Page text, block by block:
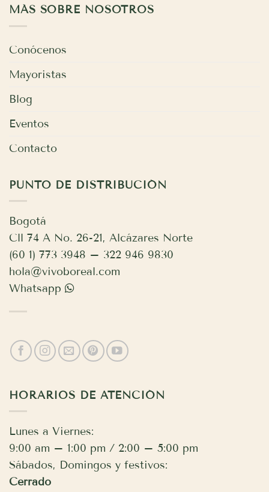
MÁS SOBRE NOSOTROS
Conócenos
Mayoristas
Blog
Eventos
Contacto
PUNTO DE DISTRIBUCIÓN
Bogotá
Cll 74 A No. 26-21, Alcázares Norte
(60 1) 773 3948 – 322 946 9830
hola@vivoboreal.com
Whatsapp
HORARIOS DE ATENCIÓN
Lunes a Viernes:
9:00 am – 1:00 pm / 2:00 – 5:00 pm
Sábados, Domingos y festivos:
Cerrado